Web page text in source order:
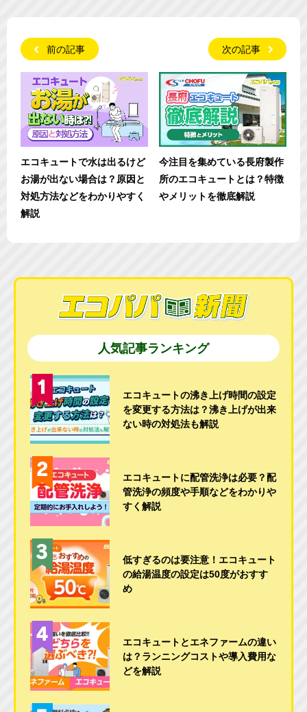
前の記事
エコキュートで水は出るけど
お湯が出ない場合は？原因と
対処方法などをわかりやすく
解説
次の記事
今注目を集めている長府製作
所のエコキュートとは？特徴
やメリットを徹底解説
人気記事ランキング
エコキュートの沸き上げ時間の設定
を変更する方法は？沸き上げが出来
ない時の対処法も解説
エコキュートに配管洗浄は必要？配
管洗浄の頻度や手順などをわかりや
すく解説
低すぎるのは要注意！エコキュート
の給湯温度の設定は50度がおすす
め
エコキュートとエネファームの違い
は？ランニングコストや導入費用な
どを解説